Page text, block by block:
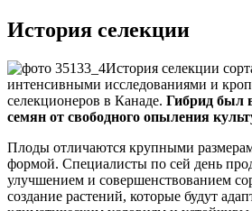
История селекции
История селекции
интенсивными исследованиями и
селекционеров в Канаде. Гибрид был
семян от свободного опыления
Плоды отличаются крупными
формой. Специалисты по сей день
улучшением и совершенствованием
создание растений, которые будут